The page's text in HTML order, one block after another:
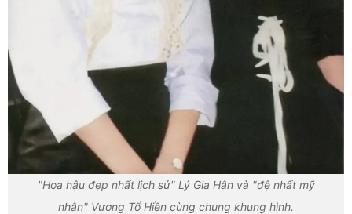
"Hoa hậu đẹp nhất lịch sử" Lý Gia Hân và "đệ nhất mỹ
nhân" Vương Tổ Hiền cùng chung khung hình.